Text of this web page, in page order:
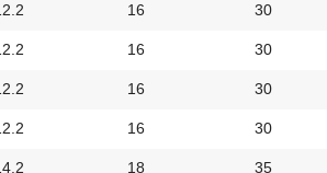
16 30
16 30
16 30
16 30
18 35